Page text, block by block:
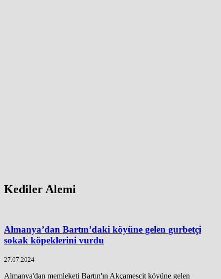
Kediler Alemi
Almanya’dan Bartın’daki köyüne gelen gurbetçi
sokak köpeklerini vurdu
27.07.2024
Almanya'dan memleketi Bartın'ın Akçamescit köyüne gelen